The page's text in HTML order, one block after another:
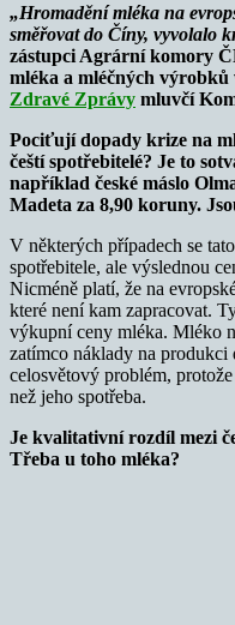
„Hromadění mléka na
směřovat do Číny, vyvolalo
zástupci Agrární komory
mléka a mléčných
Zdravé Zprávy mluvčí
Pociťují dopady krize na
čeští spotřebitelé? Je to
například české máslo
Madeta za 8,90 koruny.
V některých případech se
spotřebitele, ale výslednou
Nicméně platí, že na
které není kam zapracovat.
výkupní ceny mléka. Mléko
zatímco náklady na produkci
celosvětový problém,
než jeho spotřeba.
Je kvalitativní rozdíl mezi
Třeba u toho mléka?